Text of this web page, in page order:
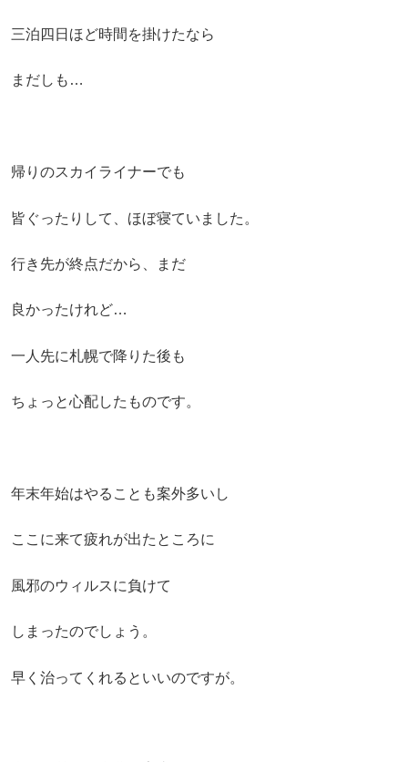
三泊四日ほど時間を掛けたなら
まだしも…
帰りのスカイライナーでも
皆ぐったりして、ほぼ寝ていました。
行き先が終点だから、まだ
良かったけれど…
一人先に札幌で降りた後も
ちょっと心配したものです。
年末年始はやることも案外多いし
ここに来て疲れが出たところに
風邪のウィルスに負けて
しまったのでしょう。
早く治ってくれるといいのですが。